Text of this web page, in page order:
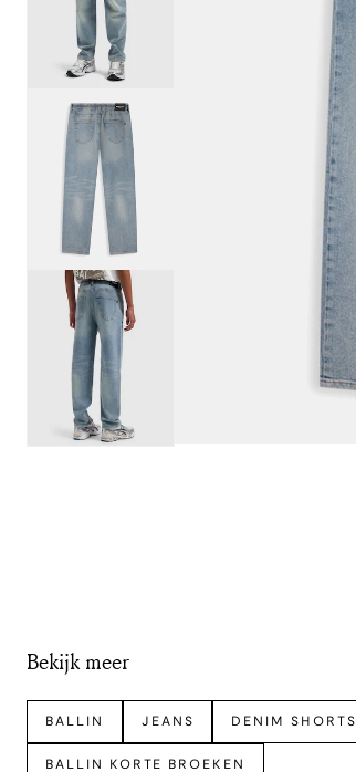
Bekijk meer
BALLIN JEANS DENIM SHORTS
BALLIN KORTE BROEKEN